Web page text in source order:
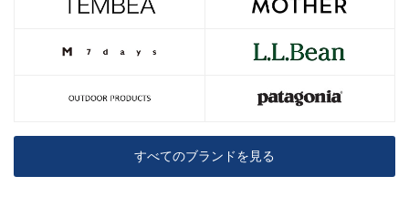
すべてのブランドを見る